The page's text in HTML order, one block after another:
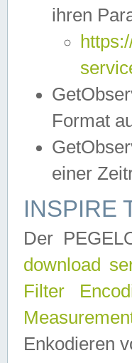
ihren
Format
einer
INSPIRE
Der
download
Filter
Enkodieren